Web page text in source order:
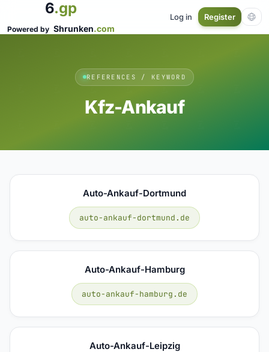
6.gp
Powered by Shrunken.com
Log in Register
REFERENCES / KEYWORD
Kfz-Ankauf
Auto-Ankauf-Dortmund
auto-ankauf-dortmund.de
Auto-Ankauf-Hamburg
auto-ankauf-hamburg.de
Auto-Ankauf-Leipzig